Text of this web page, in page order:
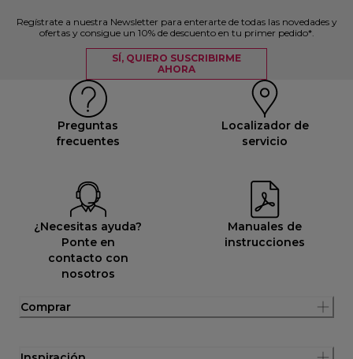
Regístrate a nuestra Newsletter para enterarte de todas las novedades y
ofertas y consigue un 10% de descuento en tu primer pedido*.
SÍ, QUIERO SUSCRIBIRME
AHORA
Preguntas
frecuentes
Localizador de
servicio
¿Necesitas ayuda?
Ponte en
contacto con
nosotros
Manuales de
instrucciones
Comprar